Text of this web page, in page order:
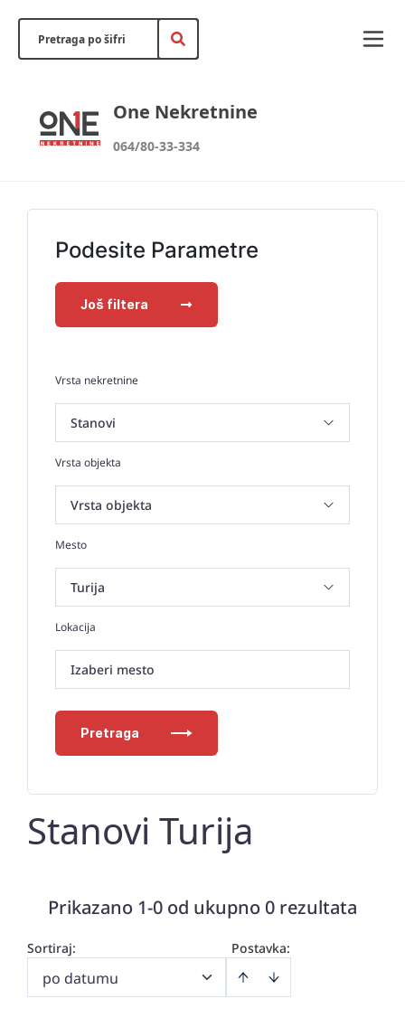
One Nekretnine
064/80-33-334
Podesite Parametre
Još filtera
Vrsta nekretnine
Vrsta objekta
Mesto
Lokacija
Izaberi mesto
Pretraga
Stanovi Turija
Prikazano 1-0 od ukupno 0 rezultata
Postavka:
Sortiraj:
po datumu